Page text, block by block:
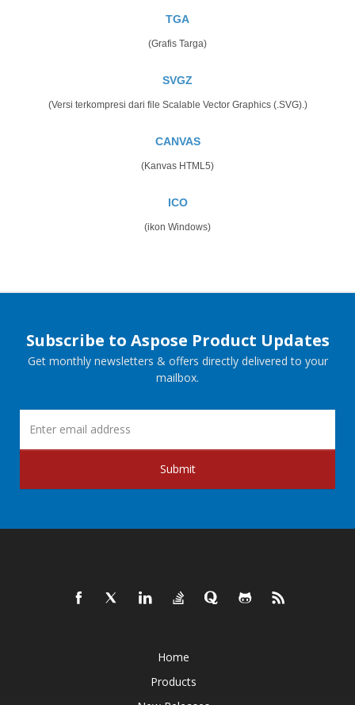
TGA
(Grafis Targa)
SVGZ
(Versi terkompresi dari file Scalable Vector Graphics (.SVG).)
CANVAS
(Kanvas HTML5)
ICO
(ikon Windows)
Subscribe to Aspose Product Updates
Get monthly newsletters & offers directly delivered to your
mailbox.
Submit
Home
Products